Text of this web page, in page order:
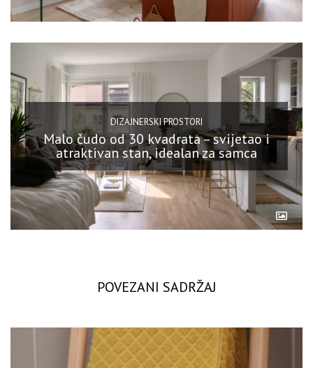
DIZAJNERSKI PROSTORI
Malo čudo od 30 kvadrata – svijetao i
atraktivan stan, idealan za samca
POVEZANI SADRŽAJ